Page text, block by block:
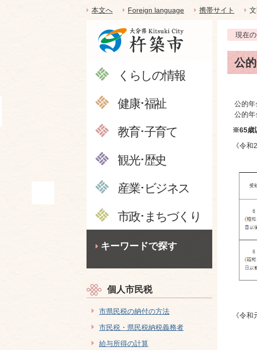
本文へ Foreign language 携帯サイト
くらしの情報
健康･福祉
教育･子育て
観光･歴史
産業･ビジネス
市政･まちづくり
キーワードで探す
個人市民税
市県民税の納付の方法
市民税・県民税納税義務者
給与所得の計算
現在
公
公的年
公的年
※65歳
《令和
《令和